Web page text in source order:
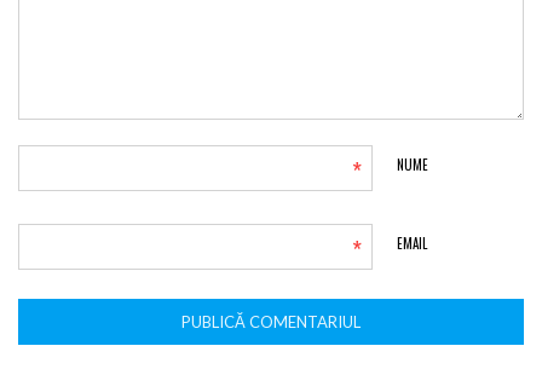
NUME
*
EMAIL
*